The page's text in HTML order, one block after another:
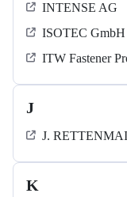
INTENSE AG
ISOTEC GmbH
ITW Fastener
J
J.
K